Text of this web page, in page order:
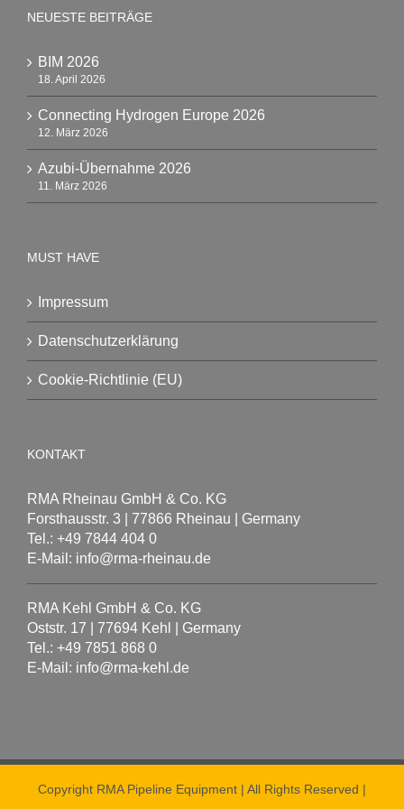
NEUESTE BEITRÄGE
BIM 2026
18. April 2026
Connecting Hydrogen Europe 2026
12. März 2026
Azubi-Übernahme 2026
11. März 2026
MUST HAVE
Impressum
Datenschutzerklärung
Cookie-Richtlinie (EU)
KONTAKT
RMA Rheinau GmbH & Co. KG
Forsthausstr. 3 | 77866 Rheinau | Germany
Tel.: +49 7844 404 0
E-Mail: info@rma-rheinau.de
RMA Kehl GmbH & Co. KG
Oststr. 17 | 77694 Kehl | Germany
Tel.: +49 7851 868 0
E-Mail: info@rma-kehl.de
Copyright RMA Pipeline Equipment | All Rights Reserved |